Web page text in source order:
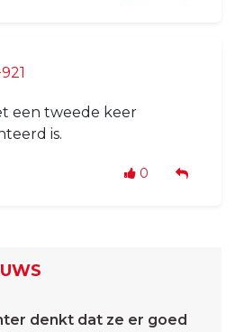
een tweede keer
is.
0
denkt dat ze er goed